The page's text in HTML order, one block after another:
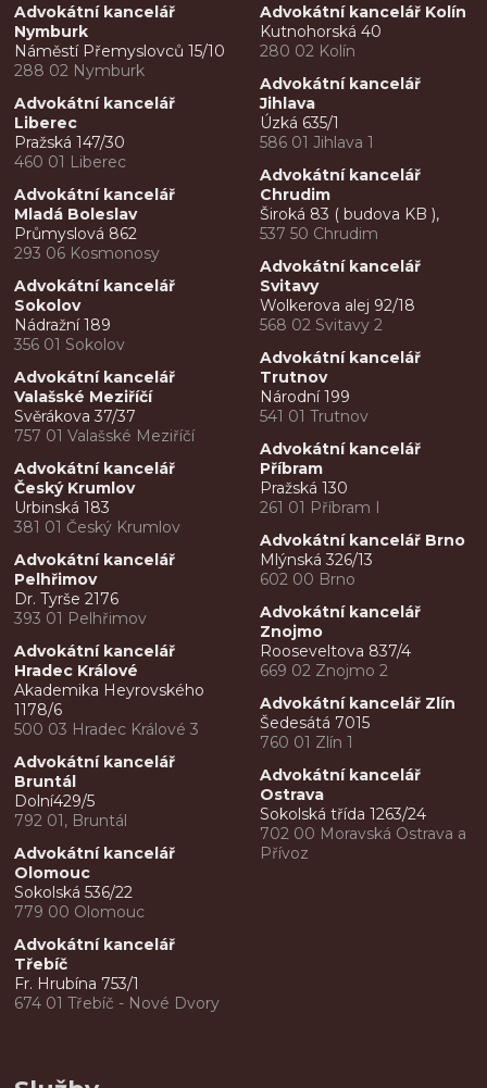
Advokátní kancelář
Nymburk
Náměstí Přemyslovců 15/10
288 02 Nymburk
Advokátní kancelář
Liberec
Pražská 147/30
460 01 Liberec
Advokátní kancelář
Mladá Boleslav
Průmyslová 862
293 06 Kosmonosy
Advokátní kancelář
Sokolov
Nádražní 189
356 01 Sokolov
Advokátní kancelář
Valašské Meziříčí
Svěrákova 37/37
757 01 Valašské Meziříčí
Advokátní kancelář
Český Krumlov
Urbinská 183
381 01 Český Krumlov
Advokátní kancelář
Pelhřimov
Dr. Tyrše 2176
393 01 Pelhřimov
Advokátní kancelář
Hradec Králové
Akademika Heyrovského
1178/6
500 03 Hradec Králové 3
Advokátní kancelář
Bruntál
Dolní429/5
792 01, Bruntál
Advokátní kancelář
Olomouc
Sokolská 536/22
779 00 Olomouc
Advokátní kancelář
Třebíč
Fr. Hrubína 753/1
674 01 Třebíč - Nové Dvory
Advokátní kancelář Kolín
Kutnohorská 40
280 02 Kolín
Advokátní kancelář
Jihlava
Úzká 635/1
586 01 Jihlava 1
Advokátní kancelář
Chrudim
Široká 83 ( budova KB ),
537 50 Chrudim
Advokátní kancelář
Svitavy
Wolkerova alej 92/18
568 02 Svitavy 2
Advokátní kancelář
Trutnov
Národní 199
541 01 Trutnov
Advokátní kancelář
Příbram
Pražská 130
261 01 Příbram I
Advokátní kancelář Brno
Mlýnská 326/13
602 00 Brno
Advokátní kancelář
Znojmo
Rooseveltova 837/4
669 02 Znojmo 2
Advokátní kancelář Zlín
Šedesátá 7015
760 01 Zlín 1
Advokátní kancelář
Ostrava
Sokolská třída 1263/24
702 00 Moravská Ostrava a
Přívoz